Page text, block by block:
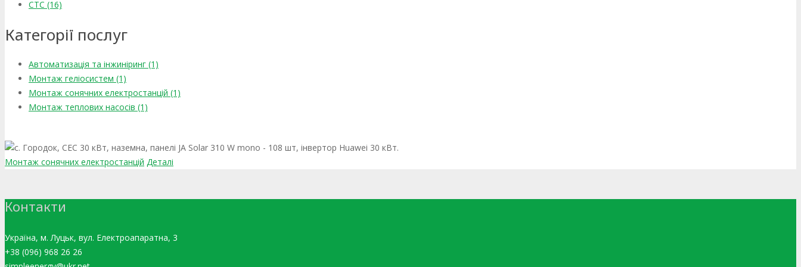
СТС (16)
Категорії послуг
Автоматизація та інжиніринг (1)
Монтаж геліосистем (1)
Монтаж сонячних електростанцій (1)
Монтаж теплових насосів (1)
Монтаж сонячних електростанцій Деталі
Контакти
Україна, м. Луцьк, вул. Електроапаратна, 3
+38 (096) 968 26 26